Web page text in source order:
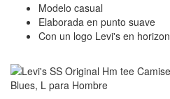
Modelo casual
Elaborada en punto suave
Con un logo Levi's en